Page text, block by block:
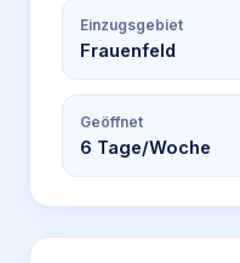
Einzugsgebiet
Frauenfeld
Geöffnet
6 Tage/Woche